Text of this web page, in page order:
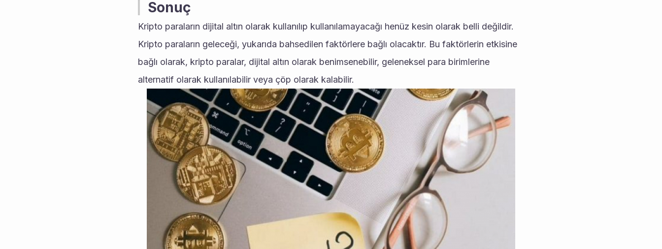
Sonuç
Kripto paraların dijital altın olarak kullanılıp kullanılamayacağı henüz kesin olarak belli değildir.
Kripto paraların geleceği, yukarıda bahsedilen faktörlere bağlı olacaktır. Bu faktörlerin etkisine
bağlı olarak, kripto paralar, dijital altın olarak benimsenebilir, geleneksel para birimlerine
alternatif olarak kullanılabilir veya çöp olarak kalabilir.